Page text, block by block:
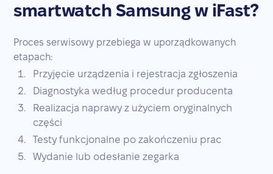
smartwatch Samsung w iFast?
Proces serwisowy przebiega w uporządkowanych
etapach:
Przyjęcie urządzenia i rejestracja zgłoszenia
Diagnostyka według procedur producenta
Realizacja naprawy z użyciem oryginalnych
części
Testy funkcjonalne po zakończeniu prac
Wydanie lub odesłanie zegarka